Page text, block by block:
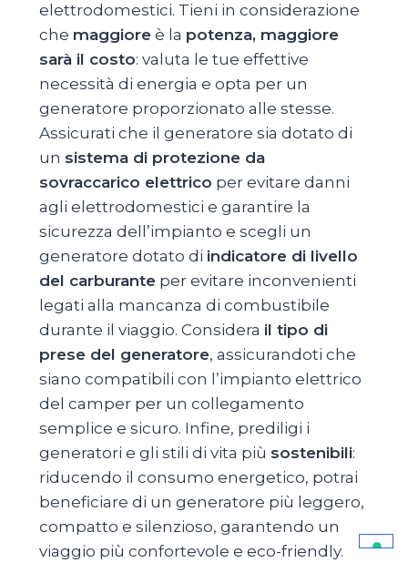
elettrodomestici. Tieni in considerazione
che maggioreè la potenza, maggiore
sarà il costo: valuta le tue effettive
necessità di energia e opta per un
generatore proporzionato alle stesse.
Assicurati che il generatore sia dotato di
un sistema di protezione da
sovraccarico elettrico per evitare danni
agli elettrodomestici e garantire la
sicurezza dell’impianto e scegli un
generatore dotato di indicatore di livello
del carburanteper evitare inconvenienti
legati alla mancanza di combustibile
durante il viaggio. Considera il tipo di
prese del generatore, assicurandoti che
siano compatibili con l’impianto elettrico
del camper per un collegamento
semplice e sicuro. Infine, prediligi i
generatori e gli stili di vita più sostenibili:
riducendo il consumo energetico, potrai
beneficiare di un generatore più leggero,
compatto e silenzioso, garantendo un
viaggio più confortevole e eco-friendly.